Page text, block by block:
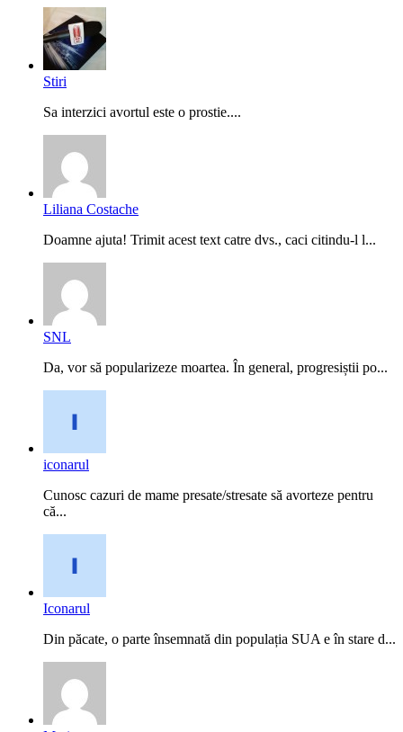
Stiri
Sa interzici avortul este o prostie....
Liliana Costache
Doamne ajuta! Trimit acest text catre dvs., caci citindu-l l...
SNL
Da, vor să popularizeze moartea. În general, progresiștii po...
iconarul
Cunosc cazuri de mame presate/stresate să avorteze pentru
că...
Iconarul
Din păcate, o parte însemnată din populația SUA e în stare d...